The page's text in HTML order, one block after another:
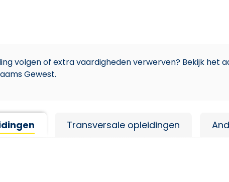
volgen of extra vaardigheden verwerven? Bekijk het
Gewest.
Transversale opleidingen